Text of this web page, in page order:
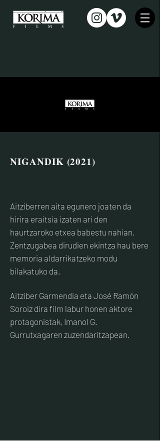
NIGANDIK (2021)
Aitziberren aita egunero joaten da
hirira eraitsia izaten ari den
haurtzaroko etxea babestu nahian.
Zentzugabea dirudien ekintza hau bere
memoria aldarrikatzeko modu
bilakatuko da.
Aitziber Garmendia eta José Ramón
Soroiz dira film labur honen aktore
protagonistak, Imanol G.
Gurrutxagaren zuzendaritzapean.